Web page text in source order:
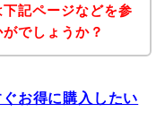
記ページなどを参
でしょうか？
お得に購入したい